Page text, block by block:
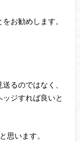
お勧めします。
るのではなく、
ジすれば良いと
思います。